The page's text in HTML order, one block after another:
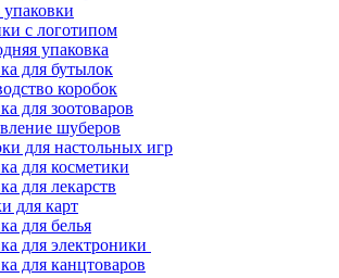
с логотипом
упаковка
для бутылок
коробок
для зоотоваров
шуберов
для настольных игр
для косметики
для лекарств
для карт
для белья
для электроники
для канцтоваров